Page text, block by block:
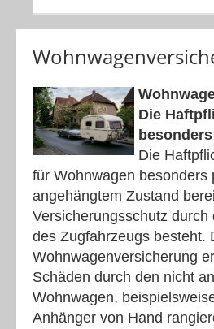
Die
Die
für Wohnwagen besonders
angehängtem Zustand
Versicherungsschutz
des Zugfahrzeugs besteht.
Wohnwagenversicherung
Schäden durch den nicht
Wohnwagen,
Anhänger von Hand